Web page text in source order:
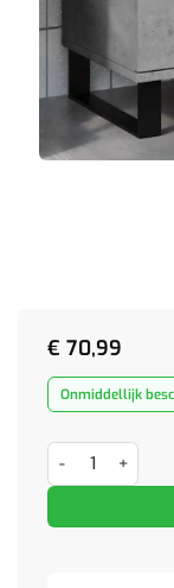
€ 70,99
Onmiddellijk
Badkamerkast